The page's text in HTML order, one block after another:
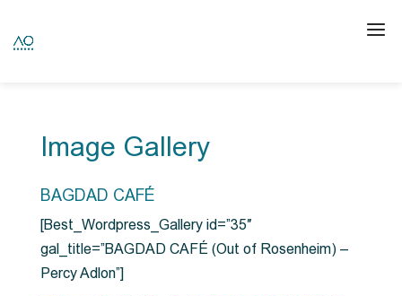
Image Gallery
BAGDAD CAFÉ
[Best_Wordpress_Gallery id=”35″
gal_title=”BAGDAD CAFÉ (Out of Rosenheim) –
Percy Adlon”]